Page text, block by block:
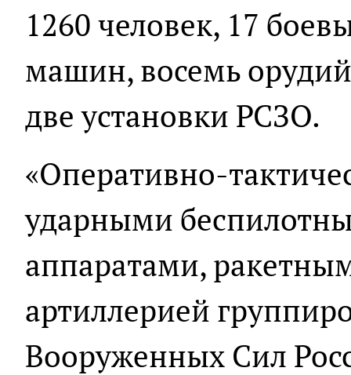
1260 человек, 17
машин, восемь
две установки РСЗО.
«Оперативно-
ударными
аппаратами,
артиллерией
Вооруженных Сил